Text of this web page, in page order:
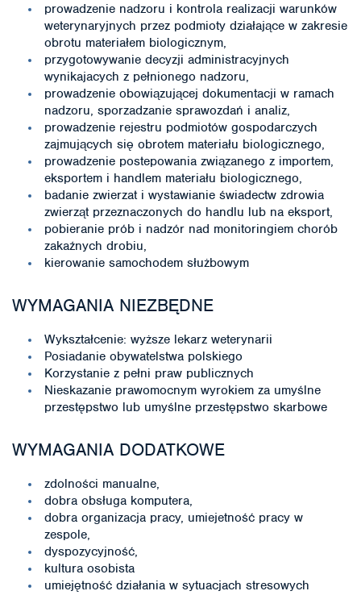
prowadzenie nadzoru i kontrola realizacji warunków
weterynaryjnych przez podmioty działające w zakresie
obrotu materiałem biologicznym,
przygotowywanie decyzji administracyjnych
wynikajacych z pełnionego nadzoru,
prowadzenie obowiązującej dokumentacji w ramach
nadzoru, sporzadzanie sprawozdań i analiz,
prowadzenie rejestru podmiotów gospodarczych
zajmujących się obrotem materiału biologicznego,
prowadzenie postepowania związanego z importem,
eksportem i handlem materiału biologicznego,
badanie zwierzat i wystawianie świadectw zdrowia
zwierząt przeznaczonych do handlu lub na eksport,
pobieranie prób i nadzór nad monitoringiem chorób
zakaźnych drobiu,
kierowanie samochodem służbowym
WYMAGANIA NIEZBĘDNE
Wykształcenie: wyższe lekarz weterynarii
Posiadanie obywatelstwa polskiego
Korzystanie z pełni praw publicznych
Nieskazanie prawomocnym wyrokiem za umyślne
przestępstwo lub umyślne przestępstwo skarbowe
WYMAGANIA DODATKOWE
zdolności manualne,
dobra obsługa komputera,
dobra organizacja pracy, umiejetność pracy w
zespole,
dyspozycyjność,
kultura osobista
umiejętność działania w sytuacjach stresowych